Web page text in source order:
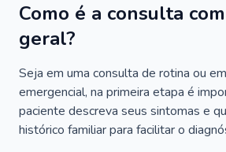
Como é a consulta
geral?
Seja em uma consulta de rotina ou
emergencial, na primeira etapa é
paciente descreva seus sintomas e
histórico familiar para facilitar o